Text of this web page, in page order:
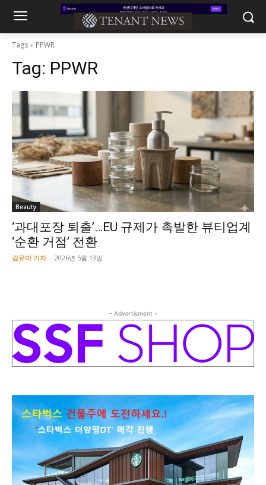
Tags PPWR
Tag: PPWR
Beauty
‘과대포장 퇴출’…EU 규제가 촉발한 뷰티업계
‘순환 거점’ 전환
김유미 기자 - 2026년 5월 13일
- Advertisment -